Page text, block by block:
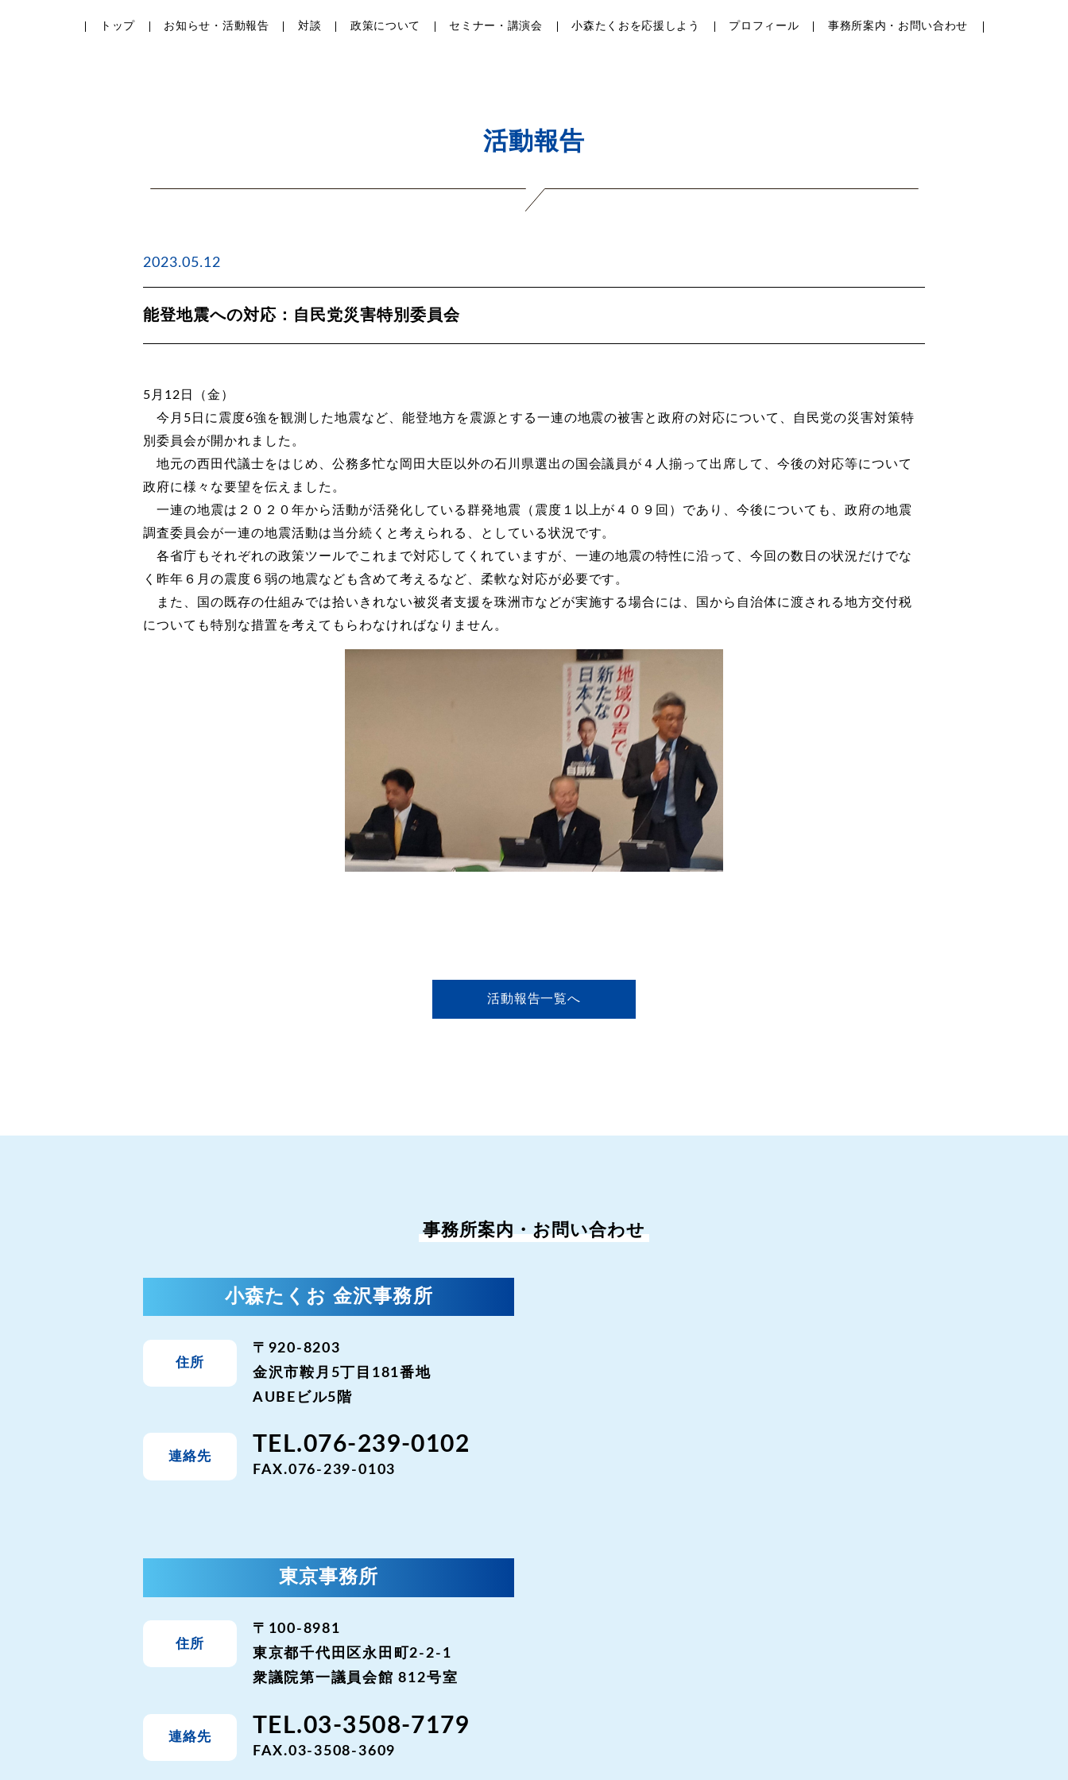
トップ お知らせ・活動報告 対談 政策について セミナー・講演会 小森たくおを応援しよう プロフィール 事務所案内・お問い合わせ
活動報告
2023.05.12
能登地震への対応：自民党災害特別委員会
5月12日（金）
今月5日に震度6強を観測した地震など、能登地方を震源とする一連の地震の被害と政府の対応について、自民党の災害対策特
別委員会が開かれました。
地元の西田代議士をはじめ、公務多忙な岡田大臣以外の石川県選出の国会議員が４人揃って出席して、今後の対応等について
政府に様々な要望を伝えました。
一連の地震は２０２０年から活動が活発化している群発地震（震度１以上が４０９回）であり、今後についても、政府の地震
調査委員会が一連の地震活動は当分続くと考えられる、としている状況です。
各省庁もそれぞれの政策ツールでこれまで対応してくれていますが、一連の地震の特性に沿って、今回の数日の状況だけでな
く昨年６月の震度６弱の地震なども含めて考えるなど、柔軟な対応が必要です。
また、国の既存の仕組みでは拾いきれない被災者支援を珠洲市などが実施する場合には、国から自治体に渡される地方交付税
についても特別な措置を考えてもらわなければなりません。
活動報告一覧へ
事務所案内・お問い合わせ
小森たくお 金沢事務所
住所
〒920-8203
金沢市鞍月5丁目181番地
AUBEビル5階
連絡先 TEL.076-239-0102
FAX.076-239-0103
東京事務所
住所
〒100-8981
東京都千代田区永田町2-2-1
衆議院第一議員会館 812号室
連絡先 TEL.03-3508-7179
FAX.03-3508-3609